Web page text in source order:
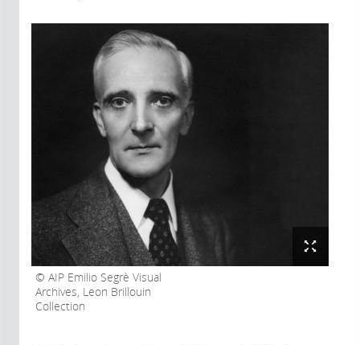
AIP Emilio Segrè Visual
Archives, Leon Brillouin
Collection